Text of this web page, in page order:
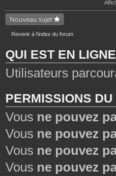
Nouveau sujet
Revenir à l’index du forum
QUI EST EN
Utilisateurs
PERMISSIONS DU
Vous ne pouvez
Vous ne pouvez
Vous ne pouvez
Vous ne pouvez